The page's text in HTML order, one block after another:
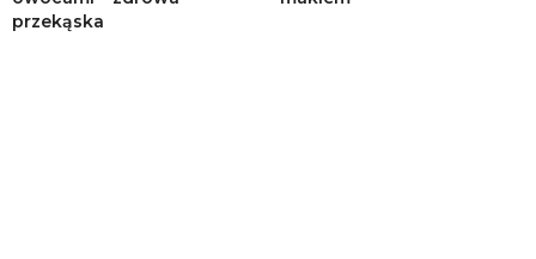
przekąska